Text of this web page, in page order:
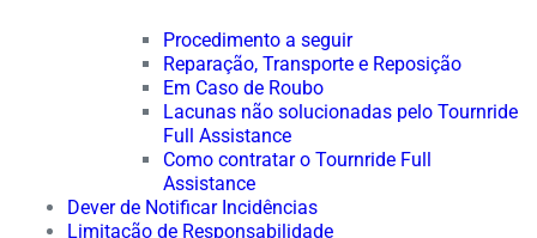
Procedimento a seguir
Reparação, Transporte e Reposição
Em Caso de Roubo
Lacunas não solucionadas pelo Tournride
Full Assistance
Como contratar o Tournride Full
Assistance
Dever de Notificar Incidências
Limitação de Responsabilidade